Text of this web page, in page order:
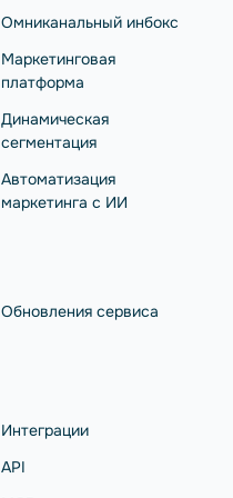
Омниканальный инбокс
Маркетинговая
платформа
Динамическая
сегментация
Автоматизация
маркетинга с ИИ
Обновления сервиса
Интеграции
API